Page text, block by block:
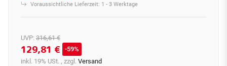
Voraussichtliche Lieferzeit: 1 - 3 Werktage
UVP: 316,61 €
129,81 €
59%
inkl. 19% USt. , zzgl. Versand